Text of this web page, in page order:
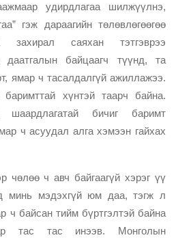
удирдлагаа шилжүүлнэ,
гэж дараагийн төлөвлөгөөгөө
захирал саяхан тэтгэврээ
даатгалын байцаагч түүнд, та
ямар ч тасалдалгүй ажиллажээ.
хүнтэй таарч байна.
шаардлагатай бичиг баримт
ч асуудал алга хэмээн гайхах
чөлөө ч авч байгаагүй хэрэг үү
минь мэдэхгүй юм даа, тэгж л
ч байсан тийм бүртгэлтэй байна
тас тас инээв. Монголын